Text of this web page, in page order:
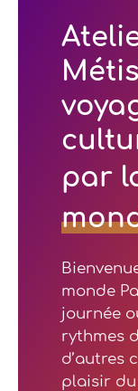
par
monde
journée
rythmes
d’autres
plaisir du